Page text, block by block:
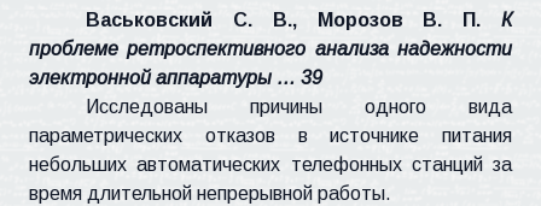
Васьковский С. В., Морозов В. П. К
проблеме ретроспективного анализа надежности
электронной аппаратуры … 39
Исследованы причины одного вида
параметрических отказов в источнике питания
небольших автоматических телефонных станций за
время длительной непрерывной работы.